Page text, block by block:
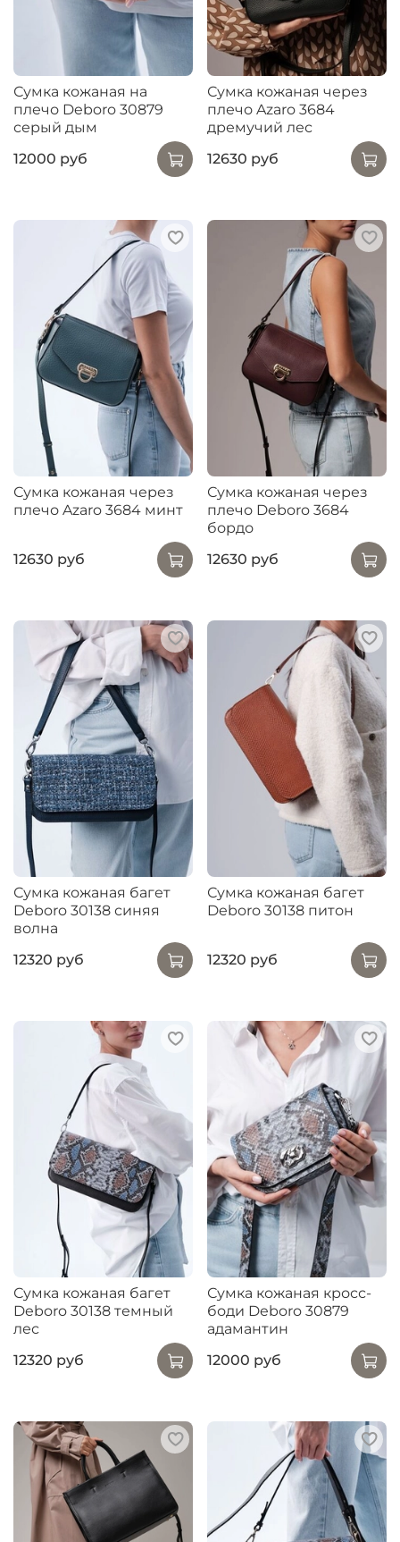
Сумка кожаная на
плечо Deboro 30879
серый дым
12000 руб
Сумка кожаная через
плечо Azaro 3684
дремучий лес
12630 руб
Сумка кожаная через
плечо Azaro 3684 минт
12630 руб
Сумка кожаная через
плечо Deboro 3684
бордо
12630 руб
Сумка кожаная багет
Deboro 30138 синяя
волна
12320 руб
Сумка кожаная багет
Deboro 30138 питон
12320 руб
Сумка кожаная багет
Deboro 30138 темный
лес
12320 руб
Сумка кожаная кросс-
боди Deboro 30879
адамантин
12000 руб